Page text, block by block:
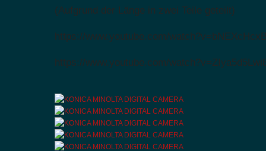
(Aufgrund der Länge in zwei Teile geteilt)
https://www.youtube.com/
https://www.youtube.com/